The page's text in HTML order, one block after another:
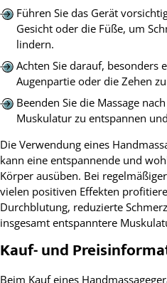
Führen Sie das Gerät
Gesicht oder die Füße, um
lindern.
Achten Sie darauf, besonders
Augenpartie oder die Zehen
Beenden Sie die Massage
Muskulatur zu entspannen
Die Verwendung eines
kann eine entspannende und
Körper ausüben. Bei
vielen positiven Effekten
Durchblutung, reduzierte
insgesamt entspanntere
Kauf- und
Beim Kauf eines